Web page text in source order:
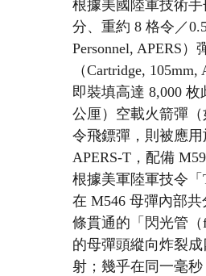
根據美國陸軍技術手
分、重約 8 格令／
Personnel, APERS
（Cartridge,
即裝填高達 8,000
公厘）空載火箭彈
令飛鏢彈，則被應用
APERS-T，配備
根據美軍陸軍技令
在 M546 母彈內部
條貫通的「閃光管
的母彈頭縱向炸裂成
射；幾乎在同一毫秒